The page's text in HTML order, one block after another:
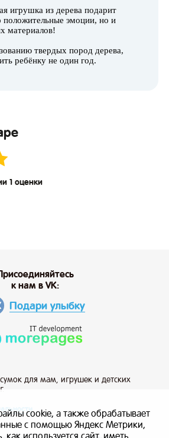
игрушка из дерева подарит
положительные эмоции, но и
материалов!
твердых пород дерева,
ребёнку не один год.
1 оценки
для мам, игрушек и детских
к нам в VK:
Подари улыбку
cookie, а также обрабатывает
с помощью Яндекс Метрики,